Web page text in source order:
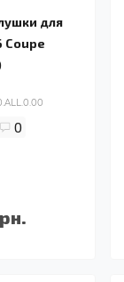
для
Coupe
0